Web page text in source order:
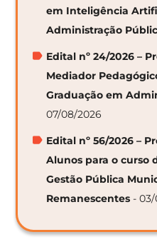
em Inteligência
Administração
Edital nº 24/2026 –
Mediador
Graduação em
07/08/2026
Edital nº 56/2026 –
Alunos para o curso
Gestão Pública
Remanescentes -